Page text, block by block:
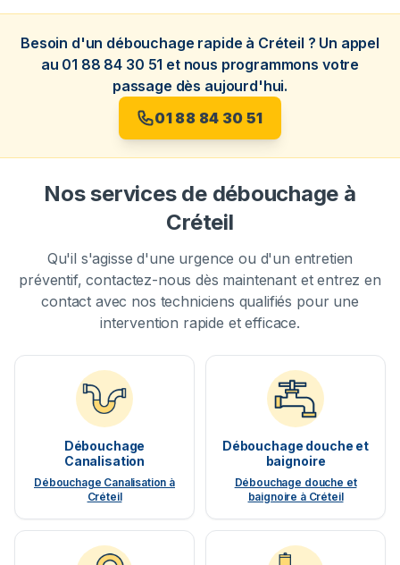
Besoin d'un débouchage rapide à Créteil ? Un appel
au 01 88 84 30 51 et nous programmons votre
passage dès aujourd'hui.
01 88 84 30 51
Nos services de débouchage à
Créteil
Qu'il s'agisse d'une urgence ou d'un entretien
préventif, contactez-nous dès maintenant et entrez en
contact avec nos techniciens qualifiés pour une
intervention rapide et efficace.
Débouchage
Canalisation
Débouchage Canalisation à
Créteil
Débouchage douche et
baignoire
Débouchage douche et
baignoire à Créteil